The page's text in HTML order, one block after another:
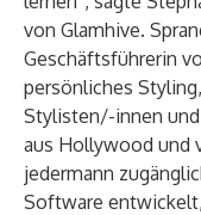
von Glamhive.
Geschäftsführerin
persönliches
Stylisten/-innen
aus Hollywood und
jedermann
Software